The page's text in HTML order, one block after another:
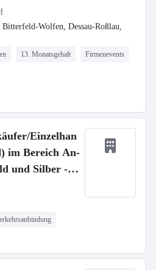
Wolfen, Dessau-Roßlau,
13. Monatsgehalt Firmenevents
Einzelhan
im Bereich An-
und Silber -